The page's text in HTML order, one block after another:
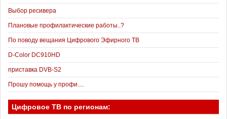
Выбор ресивера
Плановые профилактические работы..?
По поводу вещания Цифрового Эфирного ТВ
D-Color DC910HD
приставка DVB-S2
Прошу помощь у профи....
Цифровое ТВ по регионам: